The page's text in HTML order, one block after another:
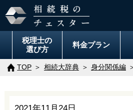
税理士の
選び方
料金プラン
TOP 相続大辞典 身分関係編